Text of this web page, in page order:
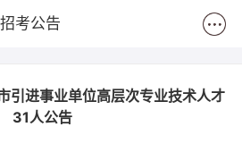
考公告
引进事业单位高层次专业技术人才
31人公告